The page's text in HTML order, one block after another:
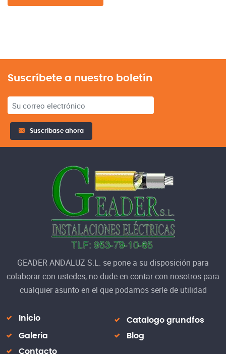
Suscríbete a nuestro boletín
Suscríbase ahora
GEADER ANDALUZ S.L. se pone a su disposición para
colaborar con ustedes, no dude en contar con nosotros para
cualquier asunto en el que podamos serle de utilidad
Inicio
Catalogo grundfos
Galeria
Blog
Contacto